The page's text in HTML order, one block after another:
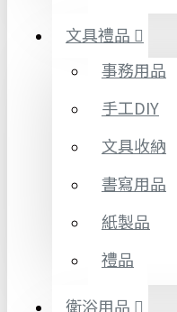
文具禮品
事務用品
手工DIY
文具收納
書寫用品
紙製品
禮品
衛浴用品